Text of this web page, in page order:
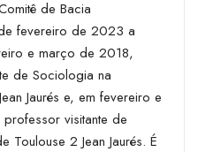
de Bacia
fevereiro de 2023 a
e março de 2018,
de Sociologia na
Jaurés e, em fevereiro e
visitante de
Toulouse 2 Jean Jaurés. É